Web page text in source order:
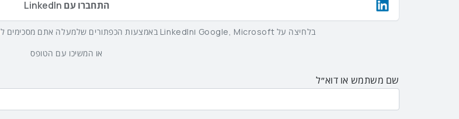
התחברו עם LinkedIn
בלחיצה על Google, Microsoft וLinkedIn באמצעות הכפתורים שלמעלה אתם מסכימים ל
או המשיכו עם הטופס
שם משתמש או דוא״ל